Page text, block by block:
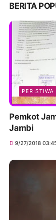
BERITA
PERISTIWA
Pemkot
Jambi
9/27/2018